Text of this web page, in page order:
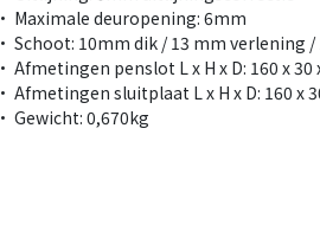
• Maximale deuropening: 6mm
• Schoot: 10mm dik / 13 mm verlening
• Afmetingen penslot L x H x D: 160 x 30
• Afmetingen sluitplaat L x H x D: 160 x
• Gewicht: 0,670kg